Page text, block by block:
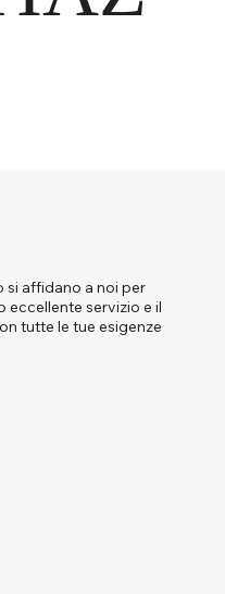
si affidano a noi per
eccellente servizio e il
tutte le tue esigenze